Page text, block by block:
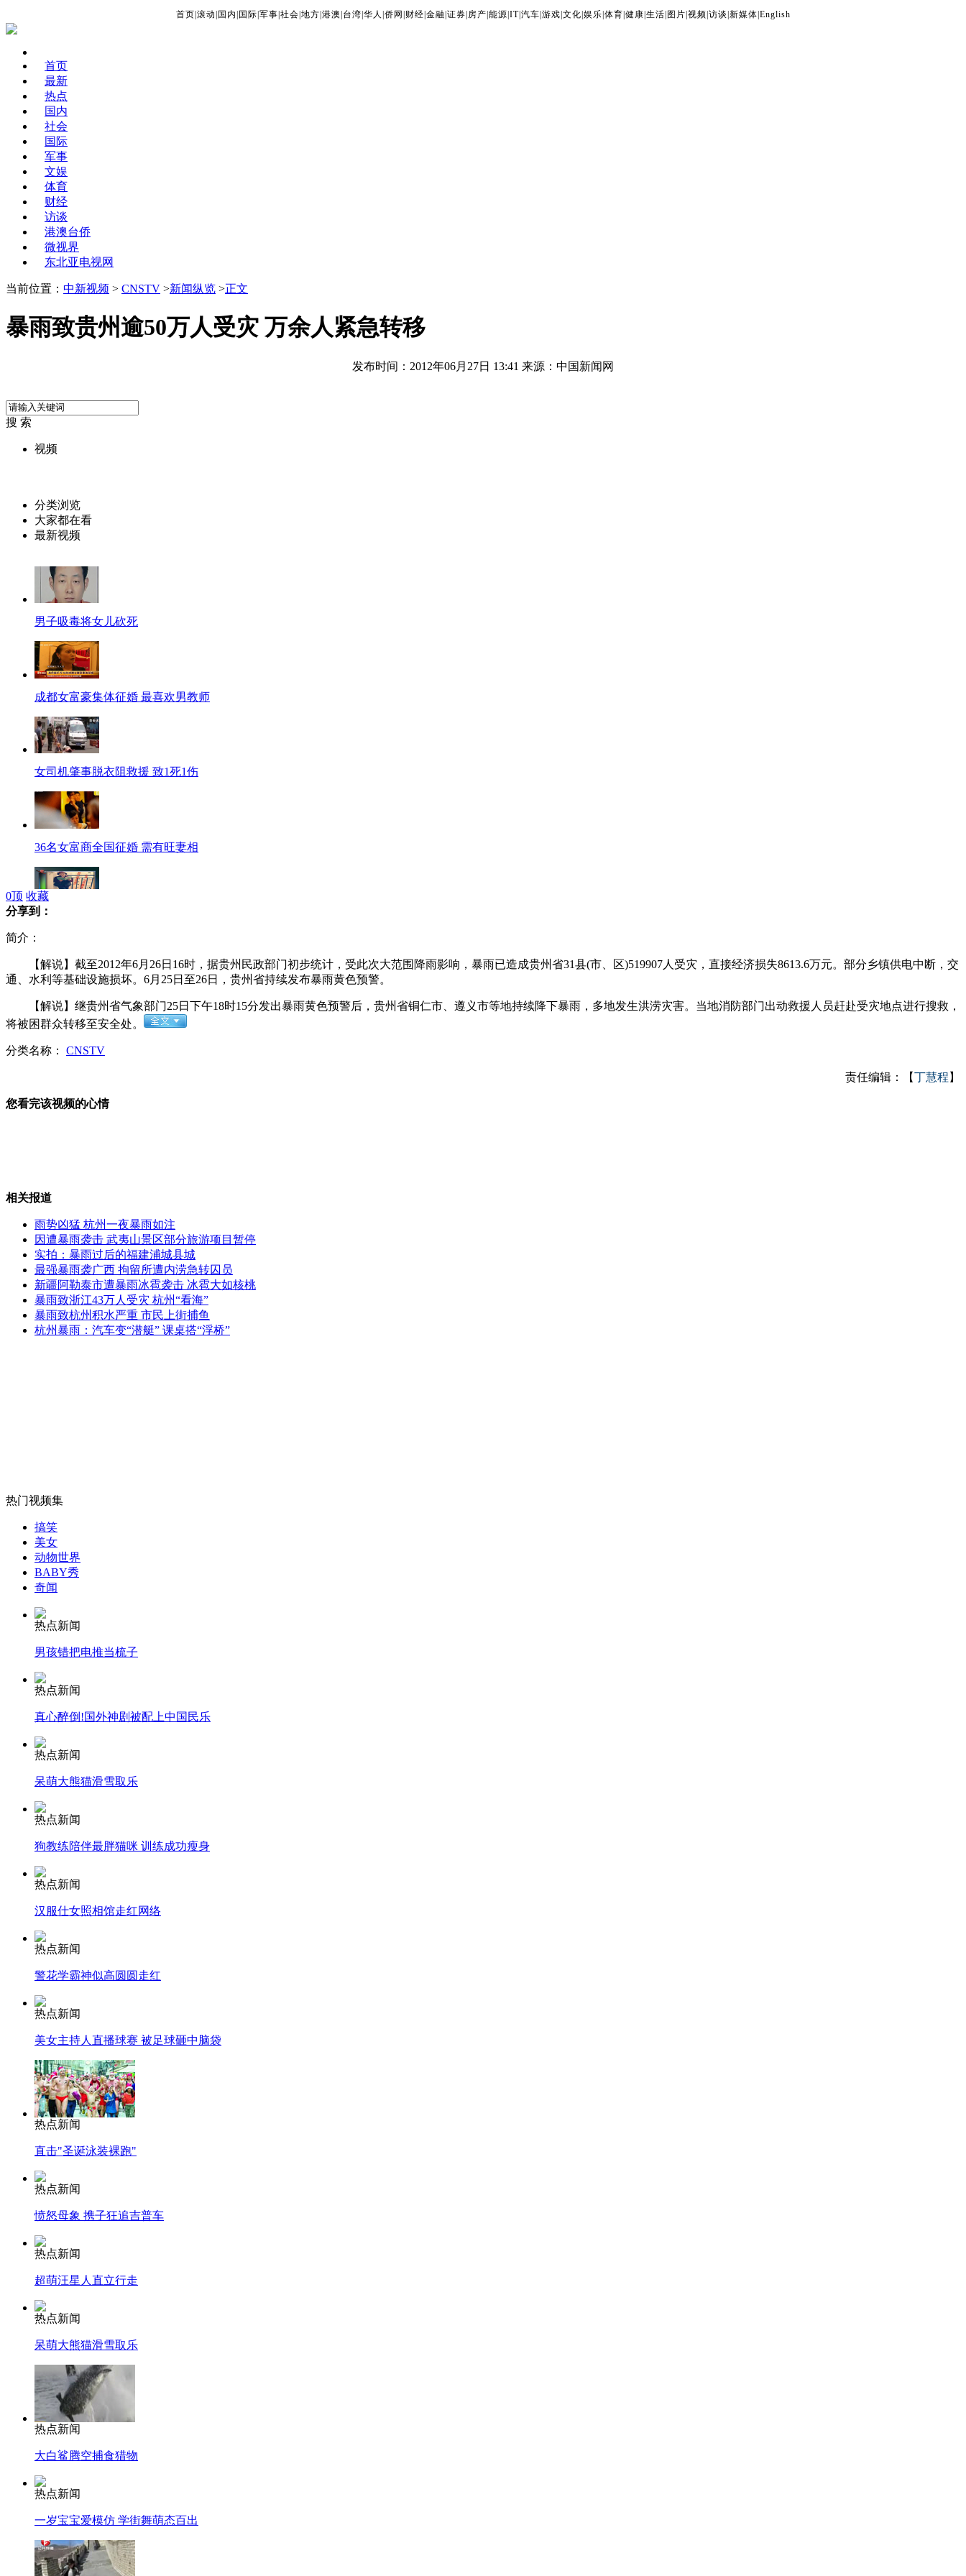
首页 滚动 国内 国际 军事 社会 地方 港澳 台湾 华人 侨网 财经 金融 证券 房产 能源 IT| 汽车 游戏 文化 娱乐 体育 健康 生活 图片 视频 访谈 新媒体 English
首页
最新
热点
国内
社会
国际
军事
文娱
体育
财经
访谈
港澳台侨
微视界
东北亚电视网
当前位置： 中新视频 > CNSTV >新闻纵览 >正文
暴雨致贵州逾50万人受灾 万余人紧急转移
发布时间：2012年06月27日 13:41 来源：中国新闻网
搜 索
视频
分类浏览
大家都在看
最新视频
男子吸毒将女儿砍死
成都女富豪集体征婚 最喜欢男教师
女司机肇事脱衣阻救援 致1死1伤
36名女富商全国征婚 需有旺妻相
300部顶级跑车云集 场面震撼
“常回家看看”写入法律
男子驾车压塌桥 被诉赔偿1500万
外交部：反对强权政治霸凌主义
外交部：有关国家言论片面不公正
安徽一实载49人客车翻车
走！跟着总书记去植树
消防员救轻生者 花炮节热闹非凡
纽约上演“枕头大战”
司机酒驾遇交警 急速倒车逃窜
0顶 收藏
分享到：
简介：
【解说】截至2012年6月26日16时，据贵州民政部门初步统计，受此次大范围降雨影响，暴雨已造成贵州省31县(市、区)519907人受灾，直接经济损失8613.6万元。部分乡镇供电中断，交
通、水利等基础设施损坏。6月25日至26日，贵州省持续发布暴雨黄色预警。
【解说】继贵州省气象部门25日下午18时15分发出暴雨黄色预警后，贵州省铜仁市、遵义市等地持续降下暴雨，多地发生洪涝灾害。当地消防部门出动救援人员赶赴受灾地点进行搜救，
将被困群众转移至安全处。
分类名称： CNSTV
责任编辑：【丁慧程 】
您看完该视频的心情
相关报道
雨势凶猛 杭州一夜暴雨如注
因遭暴雨袭击 武夷山景区部分旅游项目暂停
实拍：暴雨过后的福建浦城县城
最强暴雨袭广西 拘留所遭内涝急转囚员
新疆阿勒泰市遭暴雨冰雹袭击 冰雹大如核桃
暴雨致浙江43万人受灾 杭州“看海”
暴雨致杭州积水严重 市民上街捕鱼
杭州暴雨：汽车变“潜艇” 课桌搭“浮桥”
热门视频集
搞笑
美女
动物世界
BABY秀
奇闻
热点新闻
男孩错把电推当梳子
热点新闻
真心醉倒!国外神剧被配上中国民乐
热点新闻
呆萌大熊猫滑雪取乐
热点新闻
狗教练陪伴最胖猫咪 训练成功瘦身
热点新闻
汉服仕女照相馆走红网络
热点新闻
警花学霸神似高圆圆走红
热点新闻
美女主持人直播球赛 被足球砸中脑袋
热点新闻
直击"圣诞泳装裸跑"
热点新闻
愤怒母象 携子狂追吉普车
热点新闻
超萌汪星人直立行走
热点新闻
呆萌大熊猫滑雪取乐
热点新闻
大白鲨腾空捕食猎物
热点新闻
一岁宝宝爱模仿 学街舞萌态百出